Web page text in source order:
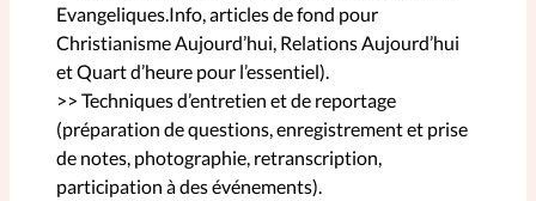
Postes vacants
Nous contacter
Evangeliques.Info, articles de fond pour
Christianisme Aujourd’hui, Relations Aujourd’hui
et Quart d’heure pour l’essentiel).
>> Techniques d’entretien et de reportage
(préparation de questions, enregistrement et prise
de notes, photographie, retranscription,
participation à des événements).